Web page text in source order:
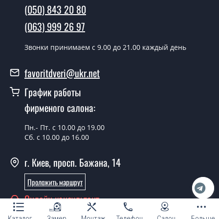
межкомнатных дверей ТМ Фаворит?
Да производим. Монтаж межкомнатных дверей ТМ
Фаворит производится согласно очереди, во все дни
кроме воскресенья.
Селенсия дуб дымчатый сатин?
Стоимость установки дверей Селенсия дуб дымчатый
сатин - от 1800 грн.
Можно на сегодня вызвать
замерщика?
У вас есть в наличии готовые
межкомнатные двери фаворит?
Да, мы имеем большой ассортимент готовых
межкомнатных дверей ТМ Фаворит.
(050) 843 20 80
(063) 999 26 97
Звонки принимаем c 9.00 до 21.00 каждый день
favoritdveri@ukr.net
График работы
фирменого салона:
Пн.- Пт. с 10.00 до 19.00
Сб. с 10.00 до 16.00
г. Киев, просп. Бажана, 14
Проложить маршрут
Онлайн консультант